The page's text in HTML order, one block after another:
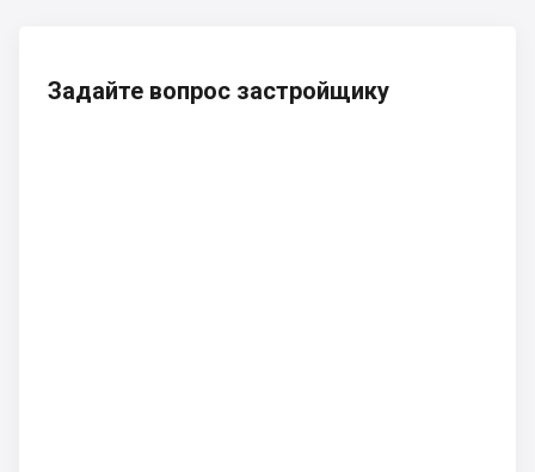
Задайте вопрос застройщику